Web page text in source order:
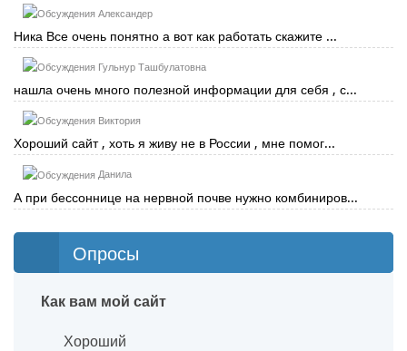
Александер
Ника Все очень понятно а вот как работать скажите ...
Гульнур Ташбулатовна
нашла очень много полезной информации для себя , с...
Виктория
Хороший сайт , хоть я живу не в России , мне помог...
Данила
А при бессоннице на нервной почве нужно комбиниров...
Опросы
Как вам мой сайт
Хороший